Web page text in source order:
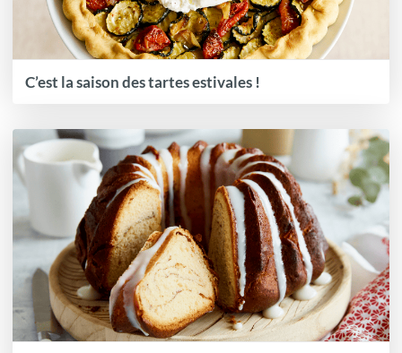
C’est la saison des tartes estivales !